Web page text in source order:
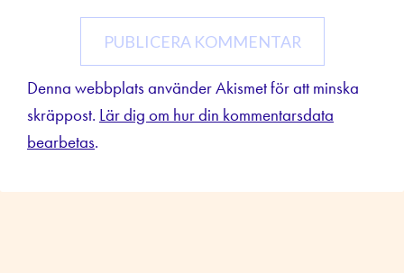
Denna webbplats använder Akismet för att minska
skräppost. Lär dig om hur din kommentarsdata
bearbetas.